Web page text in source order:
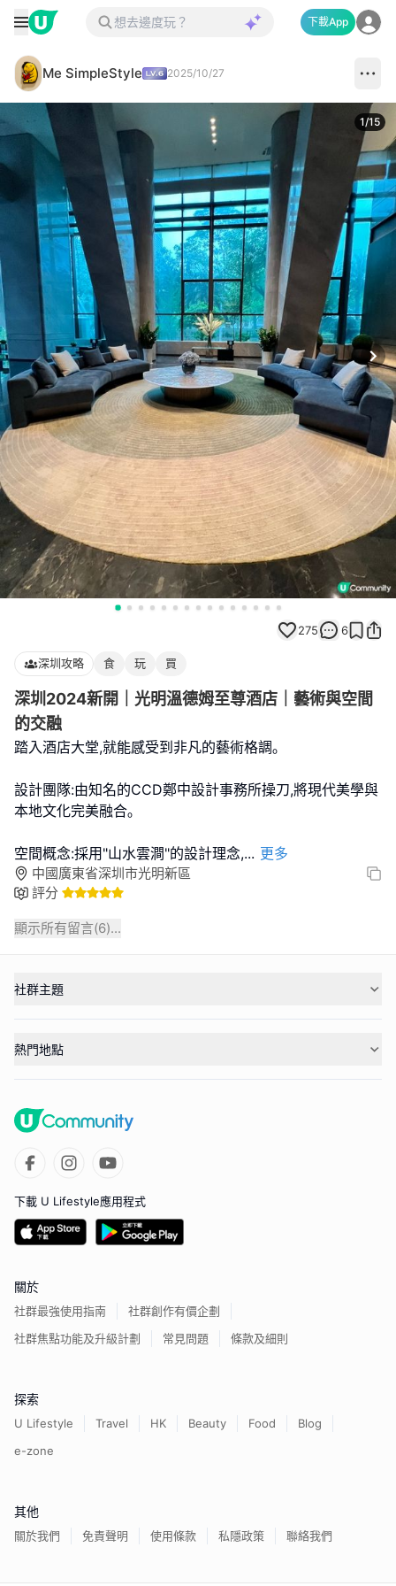
下載App
Me SimpleStyle 2025/10/27
1/15
275 6
深圳攻略 食 玩 買
深圳2024新開｜光明溫德姆至尊酒店｜藝術與空間
的交融
踏入酒店大堂,就能感受到非凡的藝術格調｡
設計團隊:由知名的CCD鄭中設計事務所操刀,將現代美學與
本地文化完美融合｡
空間概念:採用"山水雲澗"的設計理念,... 更多
中國廣東省深圳市光明新區
評分
顯示所有留言(6)...
社群主題
熱門地點
下載 U Lifestyle應用程式
關於
社群最強使用指南
社群創作有價企劃
社群焦點功能及升級計劃
常見問題 條款及細則
探索
U Lifestyle Travel HK Beauty Food
Blog
e-zone
其他
關於我們 免責聲明 使用條款 私隱政策 聯絡我們